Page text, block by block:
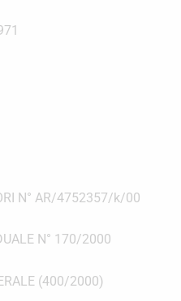
N° AR/4752357/k/00
N° 170/2000
(400/2000)